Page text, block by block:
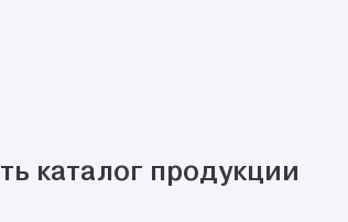
каталог продукции